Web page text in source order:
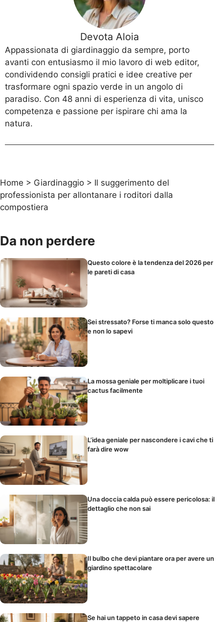
Devota Aloia
Appassionata di giardinaggio da sempre, porto
avanti con entusiasmo il mio lavoro di web editor,
condividendo consigli pratici e idee creative per
trasformare ogni spazio verde in un angolo di
paradiso. Con 48 anni di esperienza di vita, unisco
competenza e passione per ispirare chi ama la
natura.
Home > Giardinaggio > Il suggerimento del
professionista per allontanare i roditori dalla
compostiera
Da non perdere
Questo colore è la tendenza del 2026 per
le pareti di casa
Sei stressato? Forse ti manca solo questo
e non lo sapevi
La mossa geniale per moltiplicare i tuoi
cactus facilmente
L’idea geniale per nascondere i cavi che ti
farà dire wow
Una doccia calda può essere pericolosa: il
dettaglio che non sai
Il bulbo che devi piantare ora per avere un
giardino spettacolare
Se hai un tappeto in casa devi sapere